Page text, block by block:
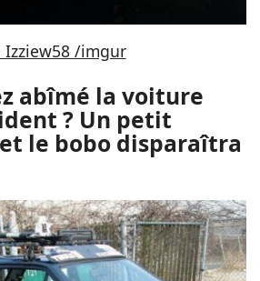
/imgur
abîmé la voiture
? Un petit
le bobo disparaîtra